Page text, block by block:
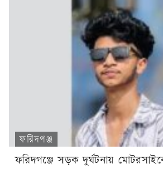
ফরিদগঞ্জ
ফরিদগঞ্জে সড়ক দুর্ঘটনায়